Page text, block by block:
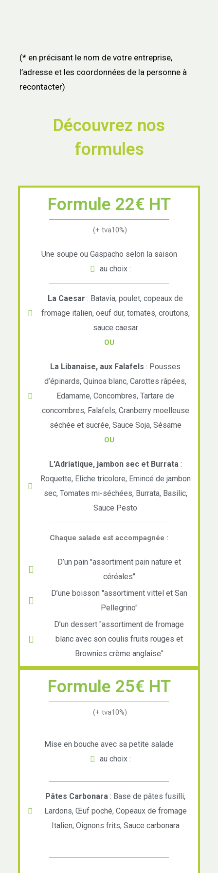
(* en précisant le nom de votre entreprise,
l’adresse et les coordonnées de la personne à
recontacter)
Découvrez nos
formules
Formule 22€ HT
(+ tva10%)
Une soupe ou Gaspacho selon la saison
au choix :
La Caesar : Batavia, poulet, copeaux de
fromage italien, oeuf dur, tomates, croutons,
sauce caesar
OU
La Libanaise, aux Falafels : Pousses
d’épinards, Quinoa blanc, Carottes râpées,
Edamame, Concombres, Tartare de
concombres, Falafels, Cranberry moelleuse
séchée et sucrée, Sauce Soja, Sésame
OU
L'Adriatique, jambon sec et Burrata:
Roquette, Eliche tricolore, Emincé de jambon
sec, Tomates mi-séchées, Burrata, Basilic,
Sauce Pesto
Chaque salade est accompagnée :
D’un pain "assortiment pain nature et
céréales"
D’une boisson "assortiment vittel et San
Pellegrino"
D’un dessert "assortiment de fromage
blanc avec son coulis fruits rouges et
Brownies crème anglaise"
Formule 25€ HT
(+ tva10%)
Mise en bouche avec sa petite salade
au choix :
Pâtes Carbonara : Base de pâtes fusilli,
Lardons, Œuf poché, Copeaux de fromage
Italien, Oignons frits, Sauce carbonara